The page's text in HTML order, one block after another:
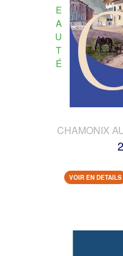
E
A
U
T
É
CHAMONIX
VOIR EN DETAILS